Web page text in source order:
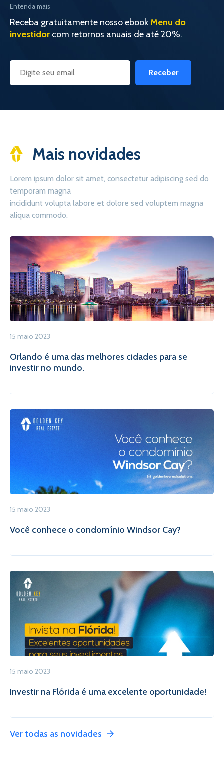
Entenda mais
Receba gratuitamente nosso ebookMenu do
investidor com retornos anuais de até 20%.
Receber
Mais novidades
Lorem ipsum dolor sit amet, consectetur adipiscing sed do
temporam magna
incididunt volupta labore et dolore sed voluptem magna
aliqua commodo.
15 maio 2023
Orlando é uma das melhores cidades para se
investir no mundo.
15 maio 2023
Você conhece o condomínio Windsor Cay?
15 maio 2023
Investir na Flórida é uma excelente oportunidade!
Ver todas as novidades